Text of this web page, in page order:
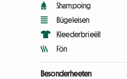
Shampoing
Bügeleisen
Kleederbrieëll
Fön
Besonderheeten